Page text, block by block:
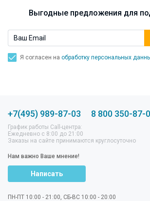
Выгодные предложения для
Я согласен на обработку персональных
+7(495) 989-87-03 8 800 350-87-
График работы Call-центра:
Ежедневно с 8:00 до 21:00
Заказы на сайте принимаются круглосуточно
Нам важно Ваше мнение!
Написать
ПН-ПТ 10:00 - 21:00, СБ-ВС 10:00 - 20:00